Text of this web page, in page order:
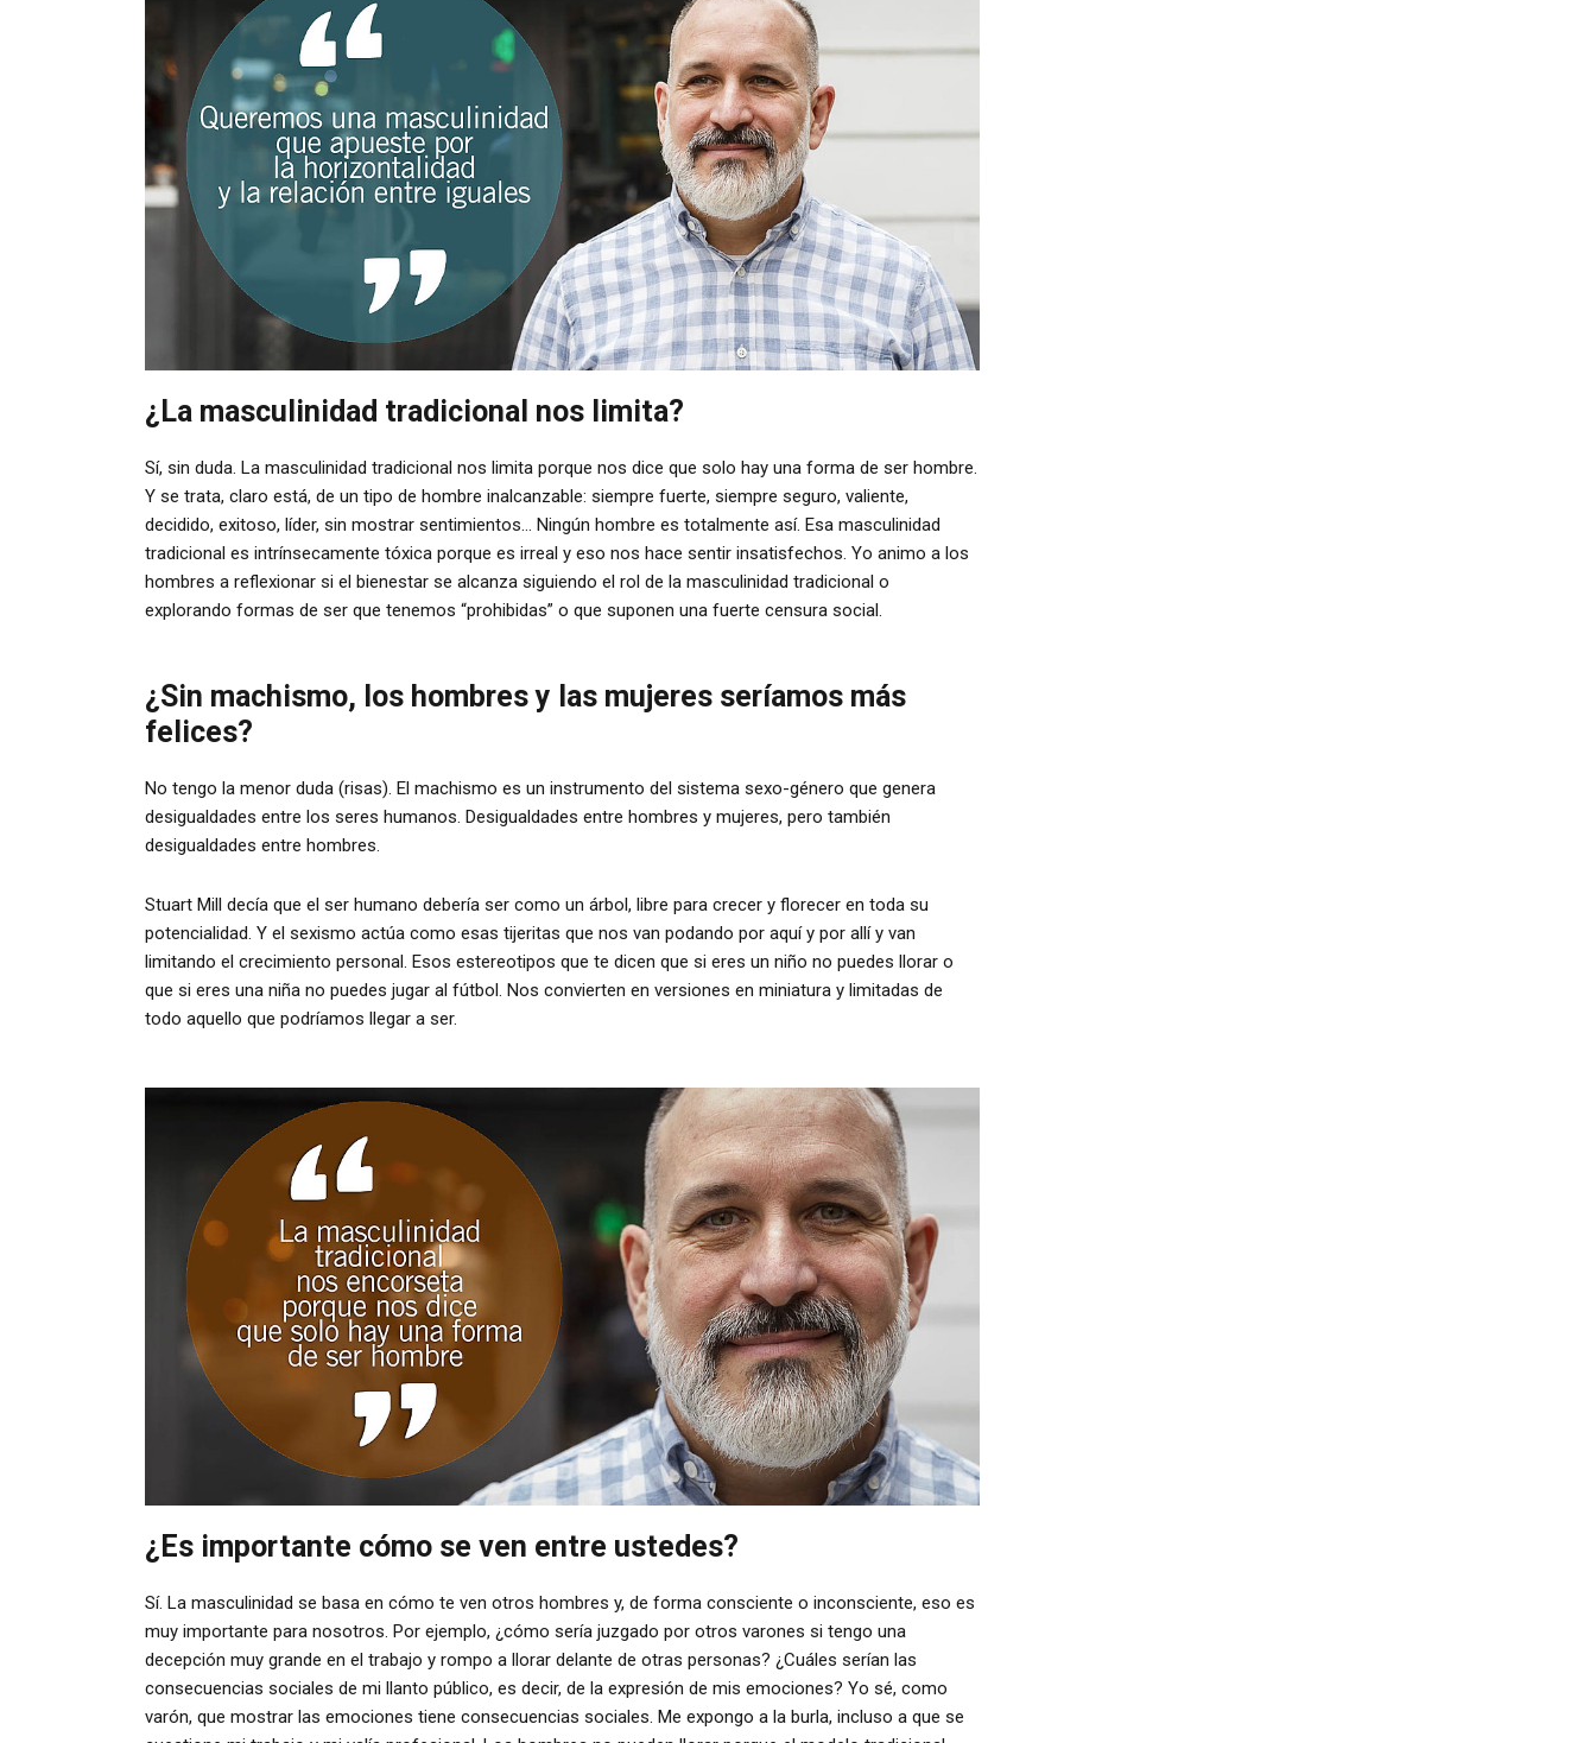
¿La masculinidad tradicional nos limita?
Sí, sin duda. La masculinidad tradicional nos limita porque nos dice que solo hay una forma de ser hombre.
Y se trata, claro está, de un tipo de hombre inalcanzable: siempre fuerte, siempre seguro, valiente,
decidido, exitoso, líder, sin mostrar sentimientos… Ningún hombre es totalmente así. Esa masculinidad
tradicional es intrínsecamente tóxica porque es irreal y eso nos hace sentir insatisfechos. Yo animo a los
hombres a reflexionar si el bienestar se alcanza siguiendo el rol de la masculinidad tradicional o
explorando formas de ser que tenemos “prohibidas” o que suponen una fuerte censura social.
¿Sin machismo, los hombres y las mujeres seríamos más
felices?
No tengo la menor duda (risas). El machismo es un instrumento del sistema sexo-género que genera
desigualdades entre los seres humanos. Desigualdades entre hombres y mujeres, pero también
desigualdades entre hombres.
Stuart Mill decía que el ser humano debería ser como un árbol, libre para crecer y florecer en toda su
potencialidad. Y el sexismo actúa como esas tijeritas que nos van podando por aquí y por allí y van
limitando el crecimiento personal. Esos estereotipos que te dicen que si eres un niño no puedes llorar o
que si eres una niña no puedes jugar al fútbol. Nos convierten en versiones en miniatura y limitadas de
todo aquello que podríamos llegar a ser.
¿Es importante cómo se ven entre ustedes?
Sí. La masculinidad se basa en cómo te ven otros hombres y, de forma consciente o inconsciente, eso es
muy importante para nosotros. Por ejemplo, ¿cómo sería juzgado por otros varones si tengo una
decepción muy grande en el trabajo y rompo a llorar delante de otras personas? ¿Cuáles serían las
consecuencias sociales de mi llanto público, es decir, de la expresión de mis emociones? Yo sé, como
varón, que mostrar las emociones tiene consecuencias sociales. Me expongo a la burla, incluso a que se